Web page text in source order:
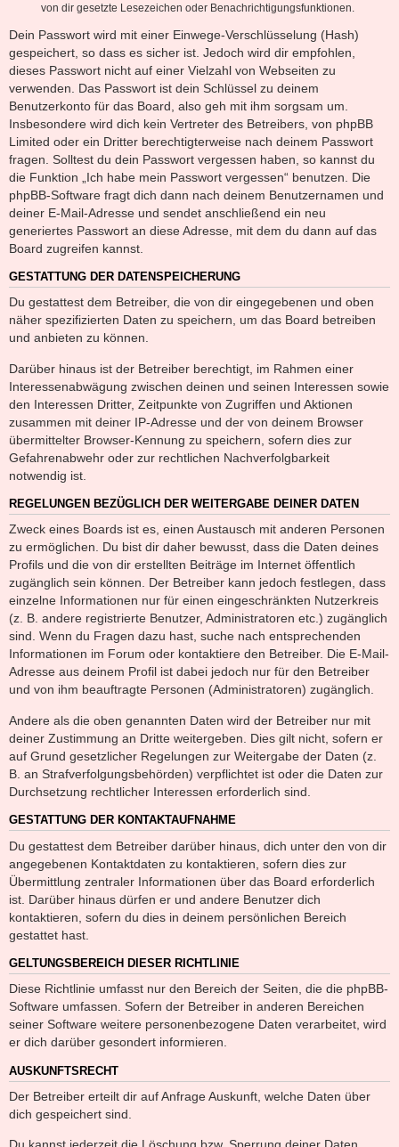
von dir gesetzte Lesezeichen oder Benachrichtigungsfunktionen.
Dein Passwort wird mit einer Einwege-Verschlüsselung (Hash)
gespeichert, so dass es sicher ist. Jedoch wird dir empfohlen,
dieses Passwort nicht auf einer Vielzahl von Webseiten zu
verwenden. Das Passwort ist dein Schlüssel zu deinem
Benutzerkonto für das Board, also geh mit ihm sorgsam um.
Insbesondere wird dich kein Vertreter des Betreibers, von phpBB
Limited oder ein Dritter berechtigterweise nach deinem Passwort
fragen. Solltest du dein Passwort vergessen haben, so kannst du
die Funktion „Ich habe mein Passwort vergessen“ benutzen. Die
phpBB-Software fragt dich dann nach deinem Benutzernamen und
deiner E-Mail-Adresse und sendet anschließend ein neu
generiertes Passwort an diese Adresse, mit dem du dann auf das
Board zugreifen kannst.
GESTATTUNG DER DATENSPEICHERUNG
Du gestattest dem Betreiber, die von dir eingegebenen und oben
näher spezifizierten Daten zu speichern, um das Board betreiben
und anbieten zu können.
Darüber hinaus ist der Betreiber berechtigt, im Rahmen einer
Interessenabwägung zwischen deinen und seinen Interessen sowie
den Interessen Dritter, Zeitpunkte von Zugriffen und Aktionen
zusammen mit deiner IP-Adresse und der von deinem Browser
übermittelter Browser-Kennung zu speichern, sofern dies zur
Gefahrenabwehr oder zur rechtlichen Nachverfolgbarkeit
notwendig ist.
REGELUNGEN BEZÜGLICH DER WEITERGABE DEINER DATEN
Zweck eines Boards ist es, einen Austausch mit anderen Personen
zu ermöglichen. Du bist dir daher bewusst, dass die Daten deines
Profils und die von dir erstellten Beiträge im Internet öffentlich
zugänglich sein können. Der Betreiber kann jedoch festlegen, dass
einzelne Informationen nur für einen eingeschränkten Nutzerkreis
(z. B. andere registrierte Benutzer, Administratoren etc.) zugänglich
sind. Wenn du Fragen dazu hast, suche nach entsprechenden
Informationen im Forum oder kontaktiere den Betreiber. Die E-Mail-
Adresse aus deinem Profil ist dabei jedoch nur für den Betreiber
und von ihm beauftragte Personen (Administratoren) zugänglich.
Andere als die oben genannten Daten wird der Betreiber nur mit
deiner Zustimmung an Dritte weitergeben. Dies gilt nicht, sofern er
auf Grund gesetzlicher Regelungen zur Weitergabe der Daten (z.
B. an Strafverfolgungsbehörden) verpflichtet ist oder die Daten zur
Durchsetzung rechtlicher Interessen erforderlich sind.
GESTATTUNG DER KONTAKTAUFNAHME
Du gestattest dem Betreiber darüber hinaus, dich unter den von dir
angegebenen Kontaktdaten zu kontaktieren, sofern dies zur
Übermittlung zentraler Informationen über das Board erforderlich
ist. Darüber hinaus dürfen er und andere Benutzer dich
kontaktieren, sofern du dies in deinem persönlichen Bereich
gestattet hast.
GELTUNGSBEREICH DIESER RICHTLINIE
Diese Richtlinie umfasst nur den Bereich der Seiten, die die phpBB-
Software umfassen. Sofern der Betreiber in anderen Bereichen
seiner Software weitere personenbezogene Daten verarbeitet, wird
er dich darüber gesondert informieren.
AUSKUNFTSRECHT
Der Betreiber erteilt dir auf Anfrage Auskunft, welche Daten über
dich gespeichert sind.